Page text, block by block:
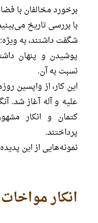
برخورد مخالفان با
با بررسی تاریخ
شگفت داشتند، به ویژه:
پوشیدن و پنهان
نسبت به آن.
این کار، از واپسین
علیه و آله آغاز
کتمان و انکار
پرداختند.
نمونه‌هایی از این
انکار مواخات